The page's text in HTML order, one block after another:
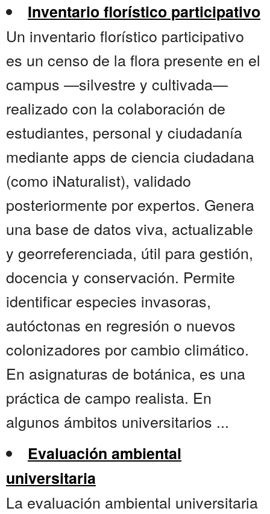
Inventario florístico participativo
Un inventario florístico participativo
es un censo de la flora presente en el
campus —silvestre y cultivada—
realizado con la colaboración de
estudiantes, personal y ciudadanía
mediante apps de ciencia ciudadana
(como iNaturalist), validado
posteriormente por expertos. Genera
una base de datos viva, actualizable
y georreferenciada, útil para gestión,
docencia y conservación. Permite
identificar especies invasoras,
autóctonas en regresión o nuevos
colonizadores por cambio climático.
En asignaturas de botánica, es una
práctica de campo realista. En
algunos ámbitos universitarios ...
Evaluación ambiental
universitaria
La evaluación ambiental universitaria